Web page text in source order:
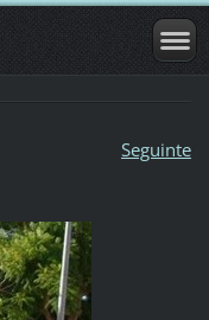
Seguinte